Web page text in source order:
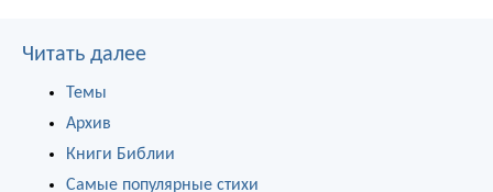
Читать далее
Темы
Архив
Книги Библии
Самые популярные стихи